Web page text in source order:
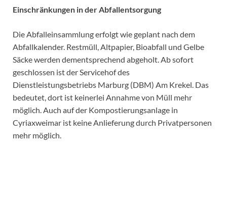
Einschränkungen in der Abfallentsorgung
Die Abfalleinsammlung erfolgt wie geplant nach dem
Abfallkalender. Restmüll, Altpapier, Bioabfall und Gelbe
Säcke werden dementsprechend abgeholt. Ab sofort
geschlossen ist der Servicehof des
Dienstleistungsbetriebs Marburg (DBM) Am Krekel. Das
bedeutet, dort ist keinerlei Annahme von Müll mehr
möglich. Auch auf der Kompostierungsanlage in
Cyriaxweimar ist keine Anlieferung durch Privatpersonen
mehr möglich.